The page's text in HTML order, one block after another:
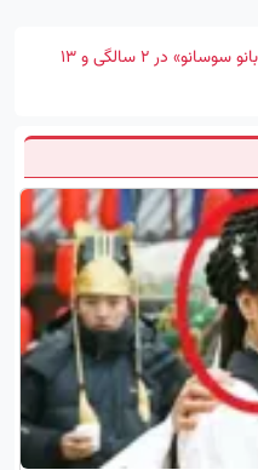
عکس/چهرۀ «بانو سوسانو» در ۲ سالگی و ۱۳